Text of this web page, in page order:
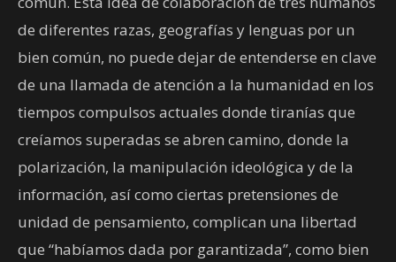
de diferentes razas, geografías y lenguas por un
bien común, no puede dejar de entenderse en clave
de una llamada de atención a la humanidad en los
tiempos compulsos actuales donde tiranías que
creíamos superadas se abren camino, donde la
polarización, la manipulación ideológica y de la
información, así como ciertas pretensiones de
unidad de pensamiento, complican una libertad
que “habíamos dada por garantizada”, como bien